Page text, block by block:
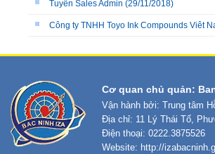
Tuyển Sales Admin (29/11/2018)
Công ty TNHH Toyo Ink Compounds Viêt
Cơ quan chủ quản:
Vận hành bởi: Trung tâm
Địa chỉ: 11 Lý Thái Tổ,
Điện thoại: 0222.3875526
Website: http://